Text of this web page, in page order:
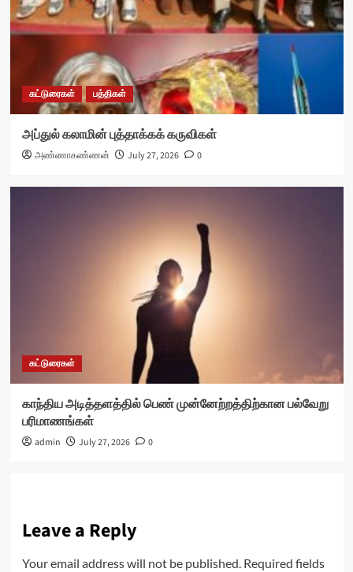
கட்டுரைகள் பத்திகள்
அப்துல் கலாமின் புத்தாக்கக் கருவிகள்
அண்ணாகண்ணன் July 27, 2026 0
கட்டுரைகள்
காந்திய அடித்தளத்தில் பெண் முன்னேற்றத்திற்கான பல்வேறு
பரிமாணங்கள்
admin July 27, 2026 0
Leave a Reply
Your email address will not be published. Required fields